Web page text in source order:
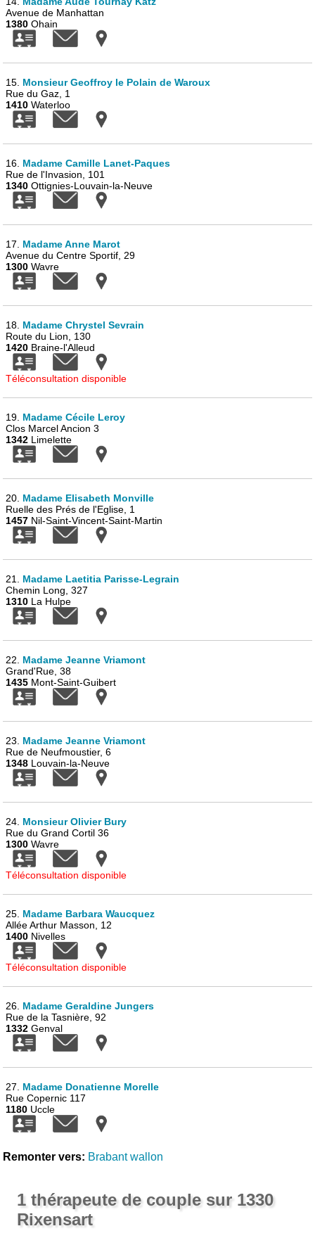
Avenue de Manhattan
1380 Ohain
15. Monsieur Geoffroy le Polain de Waroux
Rue du Gaz, 1
1410 Waterloo
16. Madame Camille Lanet-Paques
Rue de l'Invasion, 101
1340 Ottignies-Louvain-la-Neuve
17. Madame Anne Marot
Avenue du Centre Sportif, 29
1300 Wavre
18. Madame Chrystel Sevrain
Route du Lion, 130
1420 Braine-l'Alleud
Téléconsultation disponible
19. Madame Cécile Leroy
Clos Marcel Ancion 3
1342 Limelette
20. Madame Elisabeth Monville
Ruelle des Prés de l'Eglise, 1
1457 Nil-Saint-Vincent-Saint-Martin
21. Madame Laetitia Parisse-Legrain
Chemin Long, 327
1310 La Hulpe
22. Madame Jeanne Vriamont
Grand'Rue, 38
1435 Mont-Saint-Guibert
23. Madame Jeanne Vriamont
Rue de Neufmoustier, 6
1348 Louvain-la-Neuve
24. Monsieur Olivier Bury
Rue du Grand Cortil 36
1300 Wavre
Téléconsultation disponible
25. Madame Barbara Waucquez
Allée Arthur Masson, 12
1400 Nivelles
Téléconsultation disponible
26. Madame Geraldine Jungers
Rue de la Tasnière, 92
1332 Genval
27. Madame Donatienne Morelle
Rue Copernic 117
1180 Uccle
Remonter vers: Brabant wallon
1 thérapeute de couple sur 1330
Rixensart